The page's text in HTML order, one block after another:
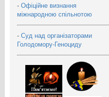
- Офіційне визнання
міжнародною спільнотою
- Суд над організаторами
Голодомору-Геноциду